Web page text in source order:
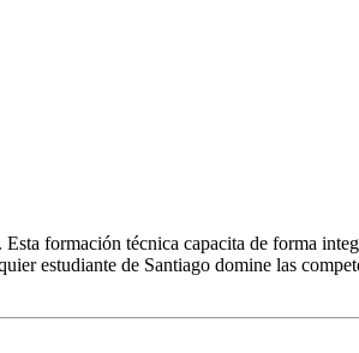
formación técnica capacita de forma
estudiante de Santiago domine las